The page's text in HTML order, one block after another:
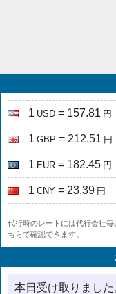
1 USD = 157.81 円
1 GBP = 212.51 円
1 EUR = 182.45 円
1 CNY = 23.39 円
代行時のレートには代行会社
ちらで確認できます。
本日受け取りまし